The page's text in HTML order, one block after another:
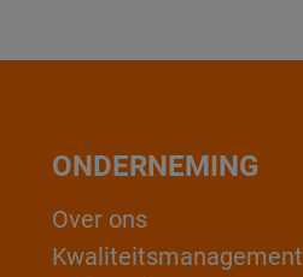
ONDERNEMING
Over ons
Kwaliteitsmanagement